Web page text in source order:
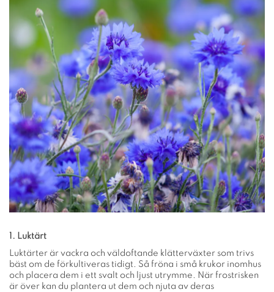
1. Luktärt
Luktärter är vackra och väldoftande klätterväxter som trivs
bäst om de förkultiveras tidigt. Så fröna i små krukor inomhus
och placera dem i ett svalt och ljust utrymme. När frostrisken
är över kan du plantera ut dem och njuta av deras